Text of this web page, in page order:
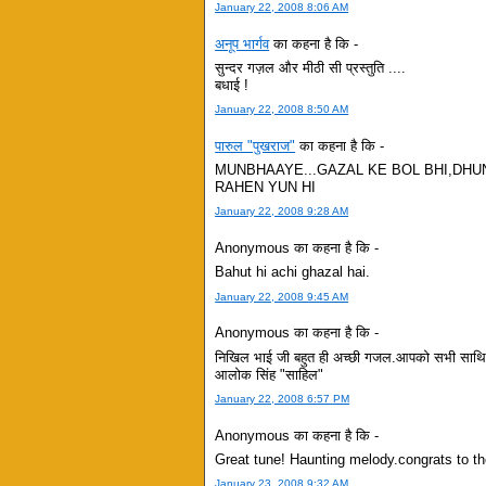
January 22, 2008 8:06 AM
अनूप भार्गवका कहना है कि -
सुन्दर गज़ल और मीठी सी प्रस्तुति ....
बधाई !
January 22, 2008 8:50 AM
पारुल "पुखराज" का कहना है कि -
MUNBHAAYE...GAZAL KE BOL
RAHEN YUN HI
January 22, 2008 9:28 AM
Anonymous का कहना है कि -
Bahut hi achi ghazal hai.
January 22, 2008 9:45 AM
Anonymous का कहना है कि -
निखिल भाई जी बहुत ही अच्छी गजल.आपको सभी
आलोक सिंह "साहिल"
January 22, 2008 6:57 PM
Anonymous का कहना है कि -
Great tune! Haunting melody.congrats to
January 23, 2008 9:32 AM